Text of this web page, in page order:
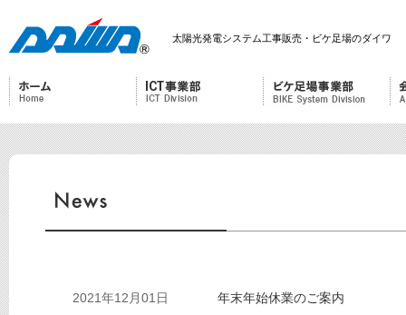
太陽光発電システム工事販売・ビケ足場のダイワ
2021年12月01日 年末年始休業のご案内